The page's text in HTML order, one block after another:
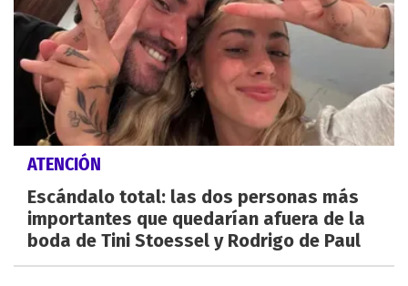
ATENCIÓN
Escándalo total: las dos personas más
importantes que quedarían afuera de la
boda de Tini Stoessel y Rodrigo de Paul